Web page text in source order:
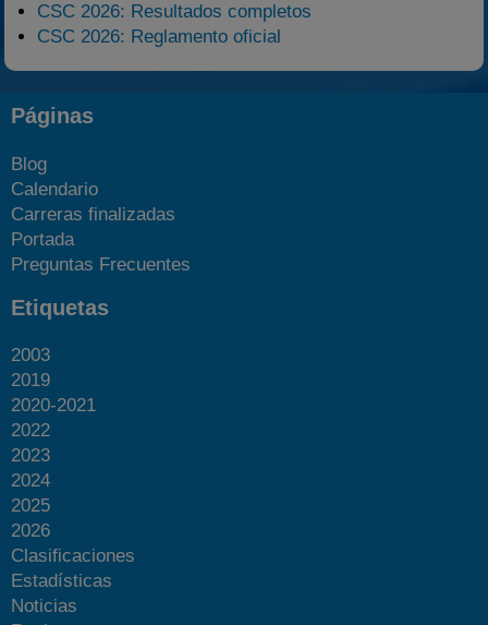
CSC 2026: Resultados completos
CSC 2026: Reglamento oficial
Páginas
Blog
Calendario
Carreras finalizadas
Portada
Preguntas Frecuentes
Etiquetas
2003
2019
2020-2021
2022
2023
2024
2025
2026
Clasificaciones
Estadísticas
Noticias